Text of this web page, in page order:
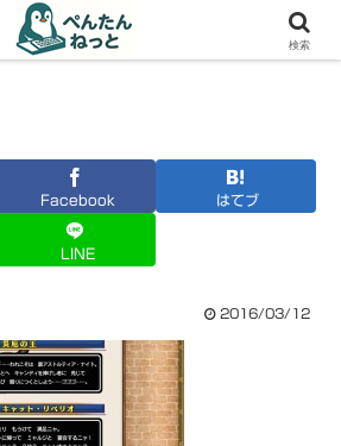
PCやガジェットの備忘録
Facebook はてブ
LINE
2016/03/12
検索